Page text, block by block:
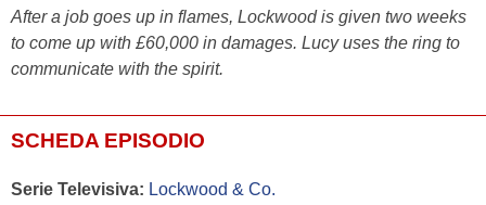
After a job goes up in flames, Lockwood is given two weeks
to come up with £60,000 in damages. Lucy uses the ring to
communicate with the spirit.
SCHEDA EPISODIO
Serie Televisiva: Lockwood & Co.